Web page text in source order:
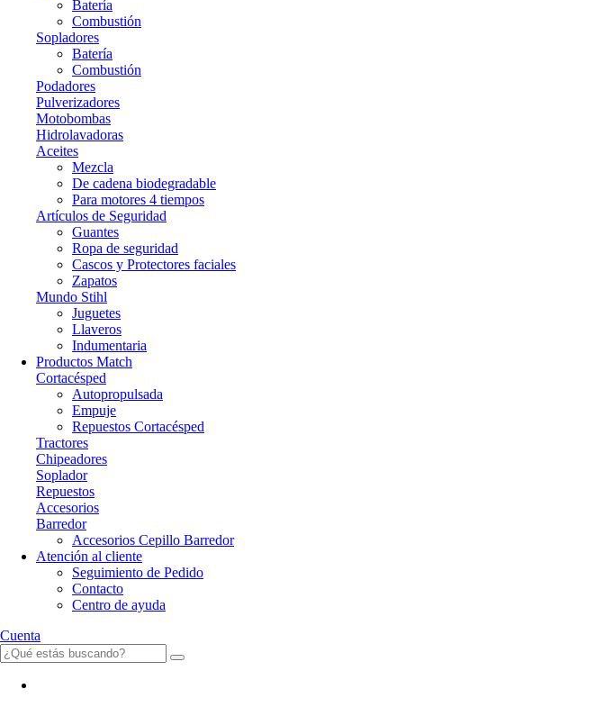
Batería
Combustión
Sopladores
Batería
Combustión
Podadores
Pulverizadores
Motobombas
Hidrolavadoras
Aceites
Mezcla
De cadena biodegradable
Para motores 4 tiempos
Artículos de Seguridad
Guantes
Ropa de seguridad
Cascos y Protectores faciales
Zapatos
Mundo Stihl
Juguetes
Llaveros
Indumentaria
Productos Match
Cortacésped
Autopropulsada
Empuje
Repuestos Cortacésped
Tractores
Chipeadores
Soplador
Repuestos
Accesorios
Barredor
Accesorios Cepillo Barredor
Atención al cliente
Seguimiento de Pedido
Contacto
Centro de ayuda
Cuenta